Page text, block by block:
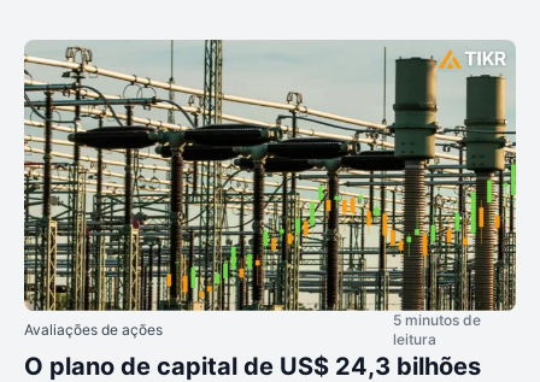
Avaliações de ações
5 minutos de
leitura
O plano de capital de US$ 24,3 bilhões